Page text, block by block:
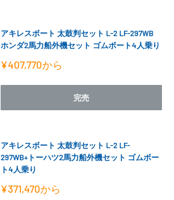
アキレスボート 太鼓判セット L-2 LF-297WB
ホンダ2馬力船外機セット ゴムボート4人乗り
販
価
¥407,770から
完売
アキレスボート 太鼓判セット L-2 LF-
297WB+トーハツ2馬力船外機セット ゴムボー
ト4人乗り
販
¥371,470から